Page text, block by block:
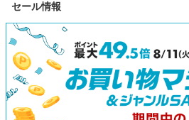
セール情報